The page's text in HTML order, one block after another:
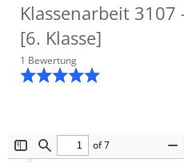
Klassenarbeit 3107
[6. Klasse]
1 Bewertung
ToggleFind
of 7